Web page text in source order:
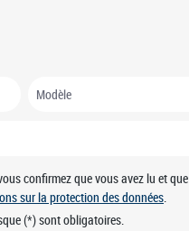
confirmez que vous avez lu et que
sur la protection des données.
(*) sont obligatoires.